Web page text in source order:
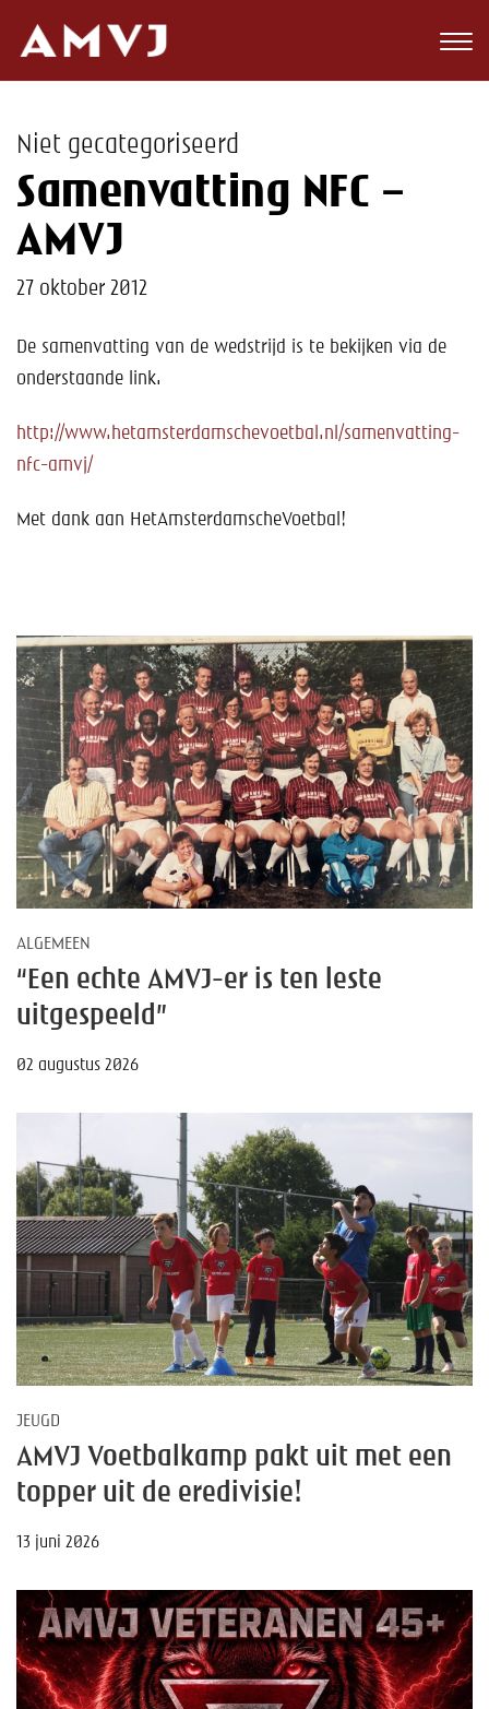
Wedstrijden
Nieuws
Teams
Toekomst
Kalender
Contact
Niet gecategoriseerd
Samenvatting NFC –
AMVJ
27 oktober 2012
De samenvatting van de wedstrijd is te bekijken via de
onderstaande link.
http://www.hetamsterdamschevoetbal.nl/samenvatting-
nfc-amvj/
Met dank aan HetAmsterdamscheVoetbal!
ALGEMEEN
“Een echte AMVJ-er is ten leste
uitgespeeld”
02 augustus 2026
JEUGD
AMVJ Voetbalkamp pakt uit met een
topper uit de eredivisie!
13 juni 2026